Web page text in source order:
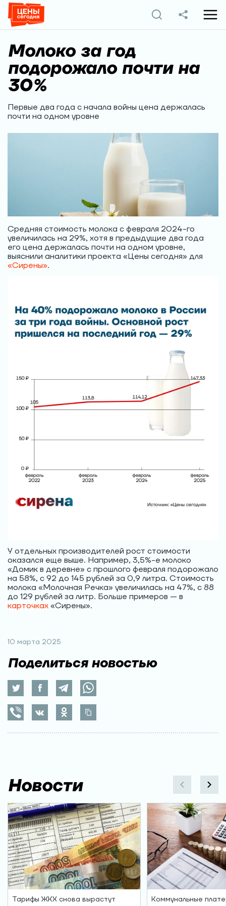
Молоко за год
подорожало почти на
30%
Первые два года с начала войны цена держалась
почти на одном уровне
Средняя стоимость молока с февраля 2024-го
увеличилась на 29%, хотя в предыдущие два года
его цена держалась почти на одном уровне,
выяснили аналитики проекта «Цены сегодня» для
«Сирены».
У отдельных производителей рост стоимости
оказался еще выше. Например, 3,5%-е молоко
«Домик в деревне» с прошлого февраля подорожало
на 58%, с 92 до 145 рублей за 0,9 литра. Стоимость
молока «Молочная Речка» увеличилась на 47%, с 88
до 129 рублей за литр. Больше примеров — в
карточках «Сирены».
10 марта 2025
Поделиться новостью
Новости
Тарифы ЖКХ снова вырастут
Коммунальные